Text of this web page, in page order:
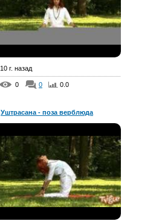
10 г. назад
0 0 0.0
Уштрасана - поза верблюда